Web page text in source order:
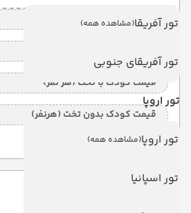
تور آفریقا(مشاهده همه)
تور آفریقای جنوبی
تور اروپا
تور اروپا(مشاهده همه)
تور اسپانیا
قیمت 2 تخته (هرنفر)
قیمت کودک با تخت (هر نفر)
قیمت کودک بدون تخت (هرنفر)